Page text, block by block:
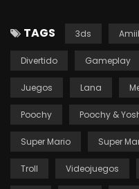
TAGS 3ds
Divertido Gameplay
Juegos Lana
Poochy Poochy &
Super Mario Super
Troll Videojuegos